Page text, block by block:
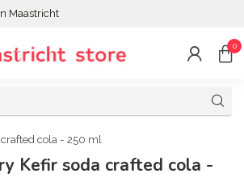
Maastricht
0
crafted cola - 250 ml
Kefir soda crafted cola -